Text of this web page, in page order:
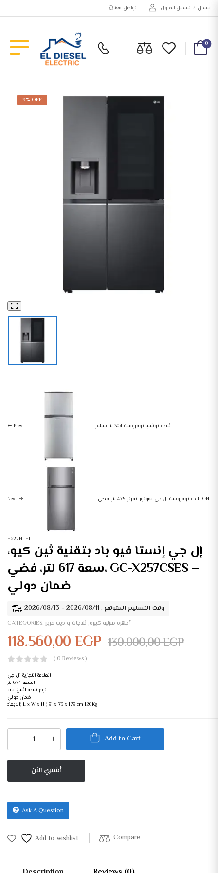
تواصل معنا تسجيل الدخول / يسجل
0
9% OFF
Prev ثلاجة توشيبا نوفروست 304 لتر سيلفر
Next ثلاجة نوفروست ال جي بموتور انفرتر، 475 لتر، فضي GN-
H622HLHL
إل جي إنستا فيو باد بتقنية ثين كيو،
سعة 617 لتر، فضي، GC-X257CSES –
ضمان دولي
وقت التسليم المتوقع : 2026/08/11 - 2026/08/13
CATEGORIES: أجهزة منزلية كبيرة, ثلاجات و ديب فريزر
118.560,00EGP 130.000,00EGP
( 0 Reviews )
العلامة التجارية ال جي
السعة 674 لتر
نوع ثلاجة اثنين باب
ضمان دولي
الابعاد( L x W x H ) 91 x 73 x 179 cm 120Kg
Add to Cart
أشتري الأن
Ask A Question
Add to wishlist Compare